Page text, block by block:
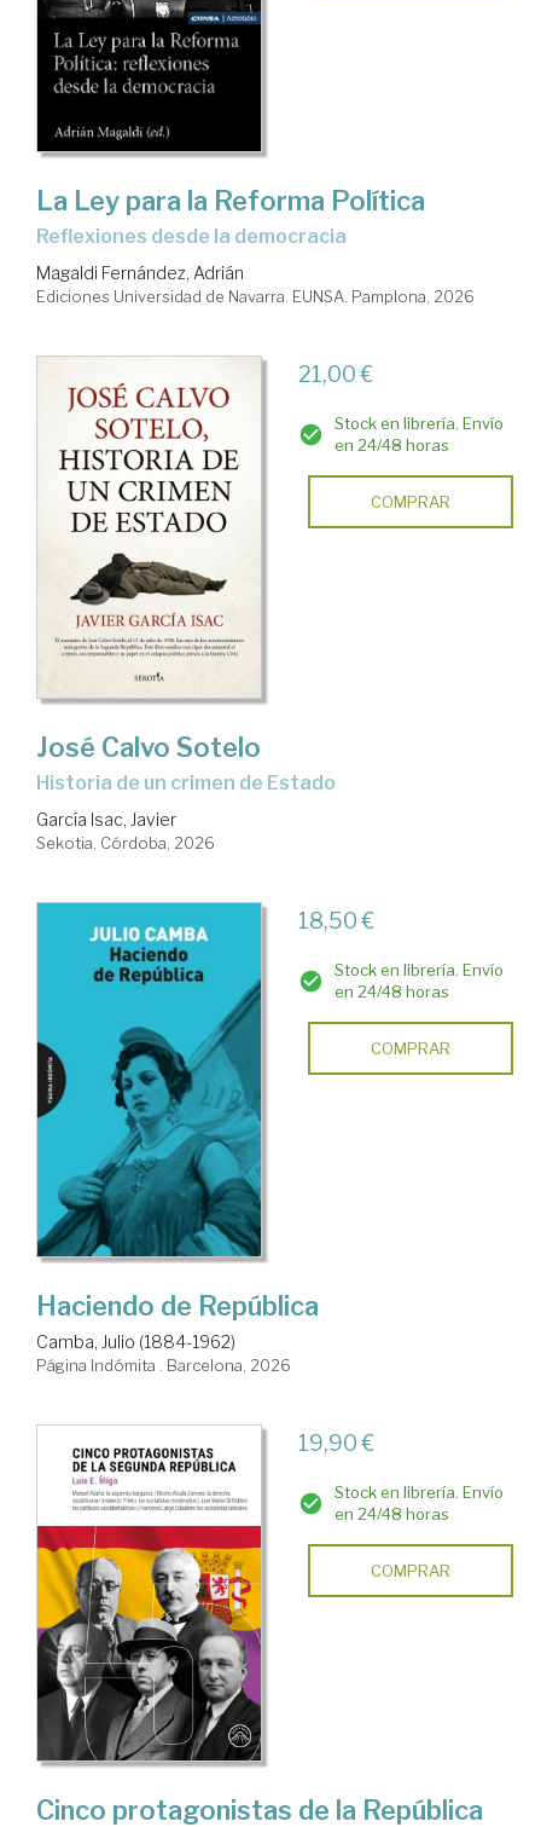
La Ley para la Reforma Política
reflexiones desde la democracia
Magaldi Fernández, Adrián
Ediciones Universidad de Navarra. EUNSA. Pamplona, 2026
21,00 €
Stock en librería. Envío
en 24/48 horas
COMPRAR
José Calvo Sotelo
Historia de un crimen de Estado
García Isac, Javier
Sekotia. Córdoba, 2026
18,50 €
Stock en librería. Envío
en 24/48 horas
COMPRAR
Haciendo de República
Camba, Julio (1884-1962)
Página Indómita . Barcelona, 2026
19,90 €
Stock en librería. Envío
en 24/48 horas
COMPRAR
Cinco protagonistas de la República